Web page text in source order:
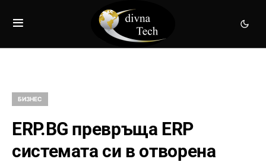
БИЗНЕС
ERP.BG превръща ERP
системата си в отворена